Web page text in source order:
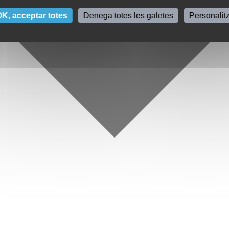
acceptar totes Denega totes les galetes